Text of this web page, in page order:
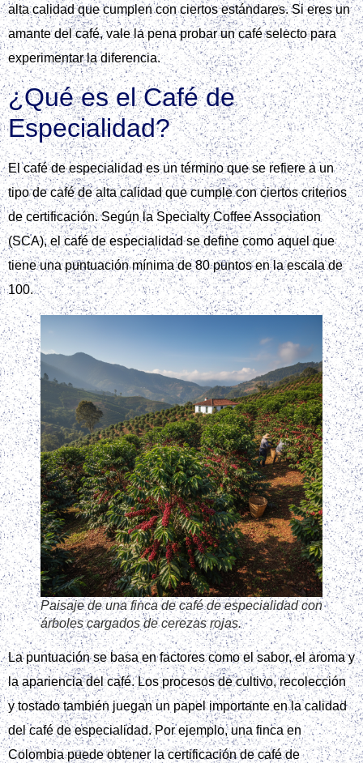
alta calidad que cumplen con ciertos estándares. Si eres un
amante del café, vale la pena probar un café selecto para
experimentar la diferencia.
¿Qué es el Café de
Especialidad?
El café de especialidad es un término que se refiere a un
tipo de café de alta calidad que cumple con ciertos criterios
de certificación. Según la Specialty Coffee Association
(SCA), el café de especialidad se define como aquel que
tiene una puntuación mínima de 80 puntos en la escala de
100.
Paisaje de una finca de café de especialidad con
árboles cargados de cerezas rojas.
La puntuación se basa en factores como el sabor, el aroma y
la apariencia del café. Los procesos de cultivo, recolección
y tostado también juegan un papel importante en la calidad
del café de especialidad. Por ejemplo, una finca en
Colombia puede obtener la certificación de café de